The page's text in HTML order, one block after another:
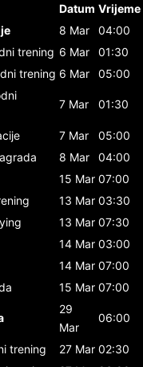
Datum Vrijeme
8 Mar
04:00
trening 6 Mar
01:30
trening 6 Mar
05:00
7 Mar 01:30
7 Mar
05:00
8 Mar
04:00
15 Mar 07:00
13 Mar 03:30
13 Mar 07:30
14 Mar 03:00
14 Mar 07:00
15 Mar 07:00
29
Mar
06:00
trening 27 Mar 02:30